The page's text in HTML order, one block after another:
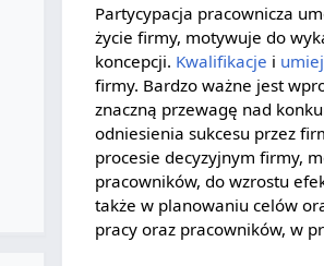
Partycypacja pracownicza
życie firmy, motywuje do
koncepcji. Kwalifikacje i
firmy. Bardzo ważne jest
znaczną przewagę nad
odniesienia sukcesu przez
procesie decyzyjnym firmy,
pracowników, do wzrostu
także w planowaniu celów
pracy oraz pracowników, w